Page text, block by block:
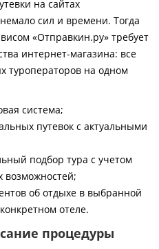
на сайтах
сил и времени. Тогда
«Отправкин.ру» требует
интернет-магазина: все
туроператоров на одном
система;
путевок с актуальными
подбор тура с учетом
об отдыхе в выбранной
отеле.
процедуры